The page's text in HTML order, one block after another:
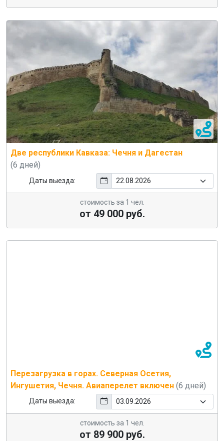
Две республики Кавказа: Чечня и Дагестан
(6 дней)
Даты выезда:
стоимость за 1 чел.
от 49 000 руб.
Перезагрузка в горах. Северная Осетия,
Ингушетия, Чечня. Авиаперелет включен (6 дней)
Даты выезда:
стоимость за 1 чел.
от 89 900 руб.